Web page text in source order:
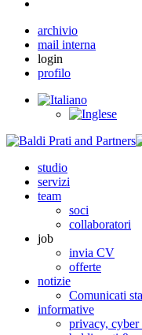
archivio
mail interna
login
profilo
studio
servizi
team
soci
collaboratori
job
invia CV
offerte
notizie
Comunicati
informative
privacy, cyber